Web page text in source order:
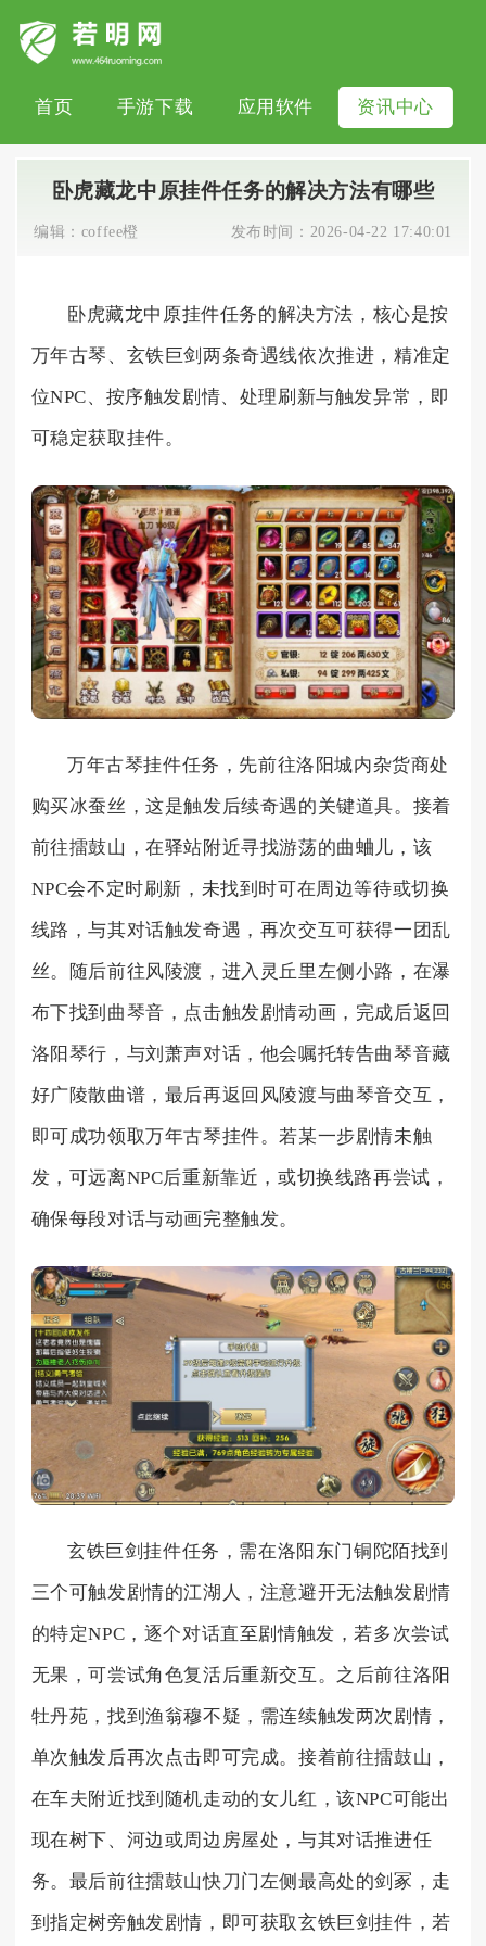
首页 手游下载 应用软件 资讯中心
卧虎藏龙中原挂件任务的解决方法有哪些
编辑： coffee橙 发布时间： 2026-04-22 17:40:01
卧虎藏龙中原挂件任务的解决方法，核心是按
万年古琴、玄铁巨剑两条奇遇线依次推进，精准定
位NPC、按序触发剧情、处理刷新与触发异常，即
可稳定获取挂件。
万年古琴挂件任务，先前往洛阳城内杂货商处
购买冰蚕丝，这是触发后续奇遇的关键道具。接着
前往擂鼓山，在驿站附近寻找游荡的曲蛐儿，该
NPC会不定时刷新，未找到时可在周边等待或切换
线路，与其对话触发奇遇，再次交互可获得一团乱
丝。随后前往风陵渡，进入灵丘里左侧小路，在瀑
布下找到曲琴音，点击触发剧情动画，完成后返回
洛阳琴行，与刘萧声对话，他会嘱托转告曲琴音藏
好广陵散曲谱，最后再返回风陵渡与曲琴音交互，
即可成功领取万年古琴挂件。若某一步剧情未触
发，可远离NPC后重新靠近，或切换线路再尝试，
确保每段对话与动画完整触发。
玄铁巨剑挂件任务，需在洛阳东门铜陀陌找到
三个可触发剧情的江湖人，注意避开无法触发剧情
的特定NPC，逐个对话直至剧情触发，若多次尝试
无果，可尝试角色复活后重新交互。之后前往洛阳
牡丹苑，找到渔翁穆不疑，需连续触发两次剧情，
单次触发后再次点击即可完成。接着前往擂鼓山，
在车夫附近找到随机走动的女儿红，该NPC可能出
现在树下、河边或周边房屋处，与其对话推进任
务。最后前往擂鼓山快刀门左侧最高处的剑冢，走
到指定树旁触发剧情，即可获取玄铁巨剑挂件，若